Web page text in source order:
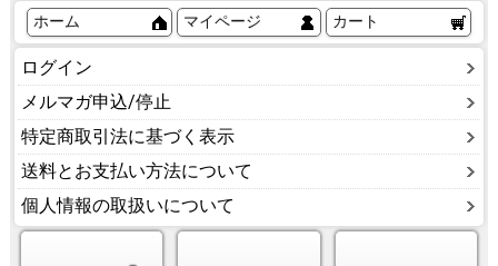
ホーム マイページ カート
ログイン
メルマガ申込/停止
特定商取引法に基づく表示
送料とお支払い方法について
個人情報の取扱いについて